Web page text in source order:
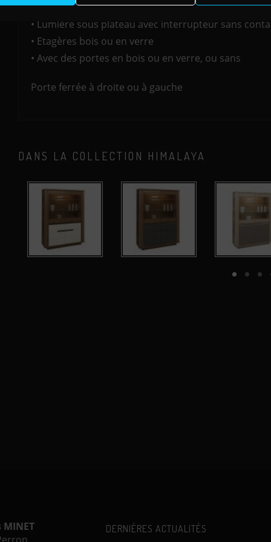
OPTIONS DISPONIBLES :
• Lumière sous plateau avec interrupteur sans
• Etagères bois ou en verre
• Avec des portes en bois ou en verre, ou sans
Porte ferrée à droite ou à gauche
DANS LA COLLECTION HIMALAYA
DERNIÈRES ACTUALITÉS